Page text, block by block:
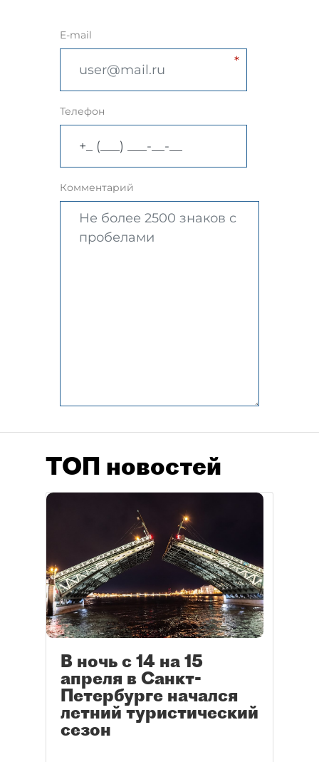
E-mail
Телефон
Комментарий
ТОП новостей
В ночь с 14 на 15
апреля в Санкт-
Петербурге начался
летний туристический
сезон